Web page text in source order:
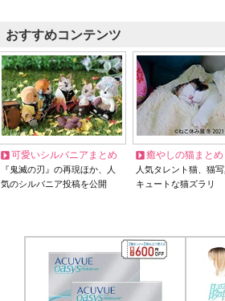
おすすめコンテンツ
可愛いシルバニアまとめ
『鬼滅の刃』の再現ほか、人
気のシルバニア投稿を公開
癒やしの猫まとめ
人気タレント猫、猫
キュートな猫ズラリ